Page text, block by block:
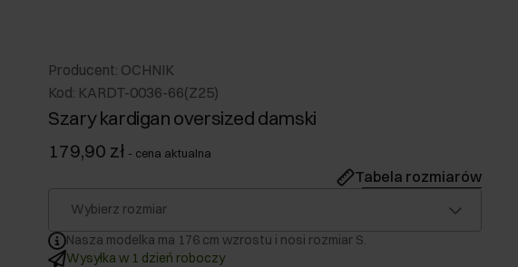
Producent: OCHNIK
Kod: KARDT-0036-66(Z25)
Szary kardigan oversized damski
179,90 zł - cena aktualna
Tabela rozmiarów
Wybierz rozmiar
Nasza modelka ma 176 cm wzrostu i nosi rozmiar S.
Wysyłka w 1 dzień roboczy